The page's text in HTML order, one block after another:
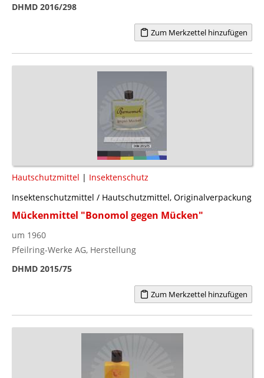
DHMD 2016/298
Zum Merkzettel hinzufügen
Hautschutzmittel | Insektenschutz
Insektenschutzmittel / Hautschutzmittel, Originalverpackung
Mückenmittel "Bonomol gegen Mücken"
um 1960
Pfeilring-Werke AG, Herstellung
DHMD 2015/75
Zum Merkzettel hinzufügen